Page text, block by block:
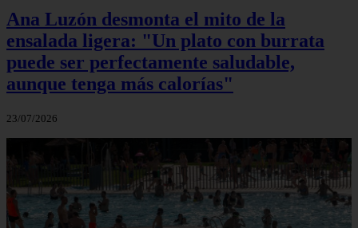
Ana Luzón desmonta el mito de la
ensalada ligera: "Un plato con burrata
puede ser perfectamente saludable,
aunque tenga más calorías"
23/07/2026